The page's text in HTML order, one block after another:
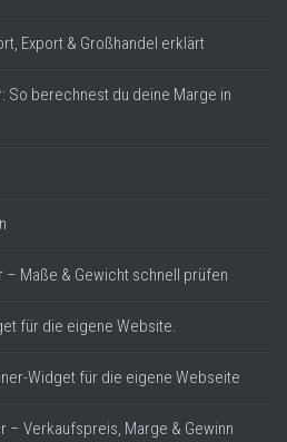
Export & Großhandel erklärt
So berechnest du deine Marge in
– Maße & Gewicht schnell prüfen
für die eigene Website.
Widget für die eigene Webseite
– Verkaufspreis, Marge & Gewinn